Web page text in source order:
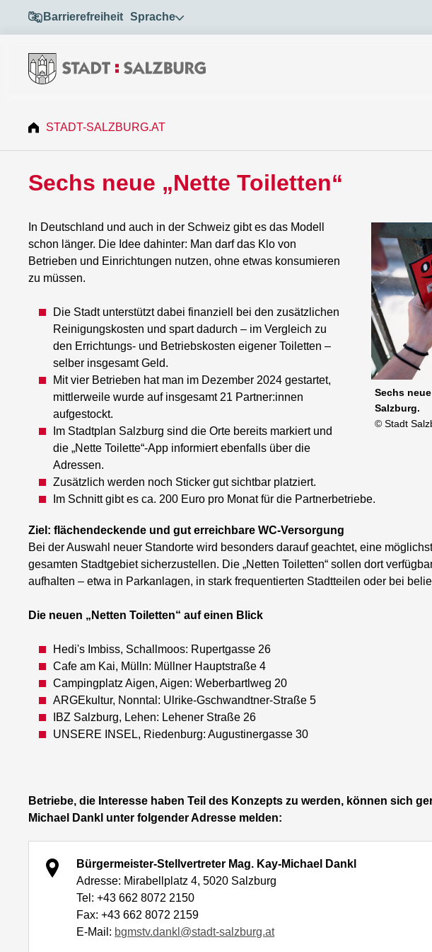
Barrierefreiheit Sprache
STADT-SALZBURG.AT
Sechs neue „Nette Toiletten“
Sechs
Salzburg.
© Stadt
In Deutschland und auch in der Schweiz gibt es das Modell
schon länger. Die Idee dahinter: Man darf das Klo von
Betrieben und Einrichtungen nutzen, ohne etwas konsumieren
zu müssen.
Die Stadt unterstützt dabei finanziell bei den zusätzlichen
Reinigungskosten und spart dadurch – im Vergleich zu
den Errichtungs- und Betriebskosten eigener Toiletten –
selber insgesamt Geld.
Mit vier Betrieben hat man im Dezember 2024 gestartet,
mittlerweile wurde auf insgesamt 21 Partner:innen
aufgestockt.
Im Stadtplan Salzburg sind die Orte bereits markiert und
die „Nette Toilette“-App informiert ebenfalls über die
Adressen.
Zusätzlich werden noch Sticker gut sichtbar platziert.
Im Schnitt gibt es ca. 200 Euro pro Monat für die Partnerbetriebe.
Ziel: flächendeckende und gut erreichbare WC-Versorgung
Bei der Auswahl neuer Standorte wird besonders darauf geachtet, eine
gesamten Stadtgebiet sicherzustellen. Die „Netten Toiletten“ sollen dort
aufhalten – etwa in Parkanlagen, in stark frequentierten Stadtteilen oder bei
Die neuen „Netten Toiletten“ auf einen Blick
Hedi's Imbiss, Schallmoos: Rupertgasse 26
Cafe am Kai, Mülln: Müllner Hauptstraße 4
Campingplatz Aigen, Aigen: Weberbartlweg 20
ARGEkultur, Nonntal: Ulrike-Gschwandtner-Straße 5
IBZ Salzburg, Lehen: Lehener Straße 26
UNSERE INSEL, Riedenburg: Augustinergasse 30
Betriebe, die Interesse haben Teil des Konzepts zu werden, können sich
Michael Dankl unter folgender Adresse melden:
Bürgermeister-Stellvertreter Mag. Kay-Michael Dankl
Adresse: Mirabellplatz 4, 5020 Salzburg
Tel: +43 662 8072 2150
Fax: +43 662 8072 2159
E-Mail: bgmstv.dankl@stadt-salzburg.at